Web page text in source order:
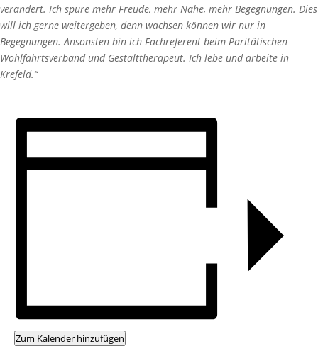
verändert. Ich spüre mehr Freude, mehr Nähe, mehr Begegnungen. Dies
will ich gerne weitergeben, denn wachsen können wir nur in
Begegnungen. Ansonsten bin ich Fachreferent beim Paritätischen
Wohlfahrtsverband und Gestalttherapeut. Ich lebe und arbeite in
Krefeld.“
Zum Kalender hinzufügen